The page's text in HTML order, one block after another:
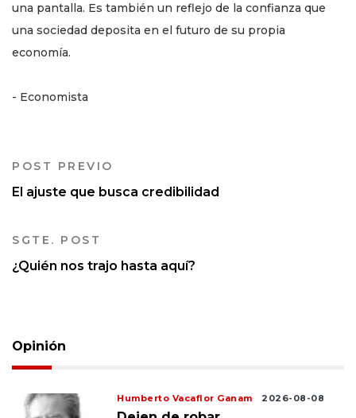
una pantalla. Es también un reflejo de la confianza que
una sociedad deposita en el futuro de su propia
economía.
- Economista
POST PREVIO
El ajuste que busca credibilidad
SGTE. POST
¿Quién nos trajo hasta aquí?
Opinión
Humberto Vacaflor Ganam 2026-08-08